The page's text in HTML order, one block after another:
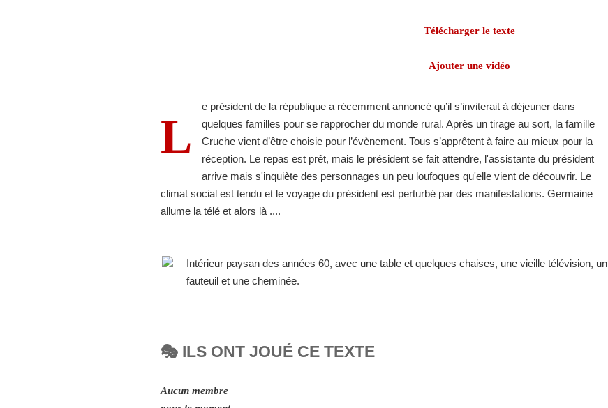
Télécharger le texte
Ajouter une vidéo
L
e président de la république a récemment annoncé qu’il s’inviterait à déjeuner dans
quelques familles pour se rapprocher du monde rural. Après un tirage au sort, la famille
Cruche vient d’être choisie pour l’évènement. Tous s’apprêtent à faire au mieux pour la
réception. Le repas est prêt, mais le président se fait attendre, l'assistante du président
arrive mais s'inquiète des personnages un peu loufoques qu'elle vient de découvrir. Le
climat social est tendu et le voyage du président est perturbé par des manifestations. Germaine
allume la télé et alors là ....
Intérieur paysan des années 60, avec une table et quelques chaises, une vieille télévision, un
fauteuil et une cheminée.
🎭 ILS ONT JOUÉ CE TEXTE
Aucun membre